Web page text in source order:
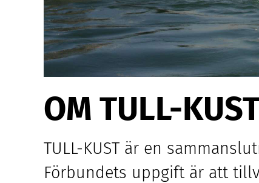
OM TULL-
TULL-KUST är en
Förbundets uppgift är att